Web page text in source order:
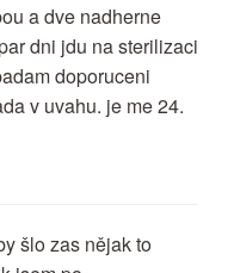
a dve nadherne
dni jdu na sterilizaci
doporuceni
v uvahu. je me 24.
šlo zas nějak to